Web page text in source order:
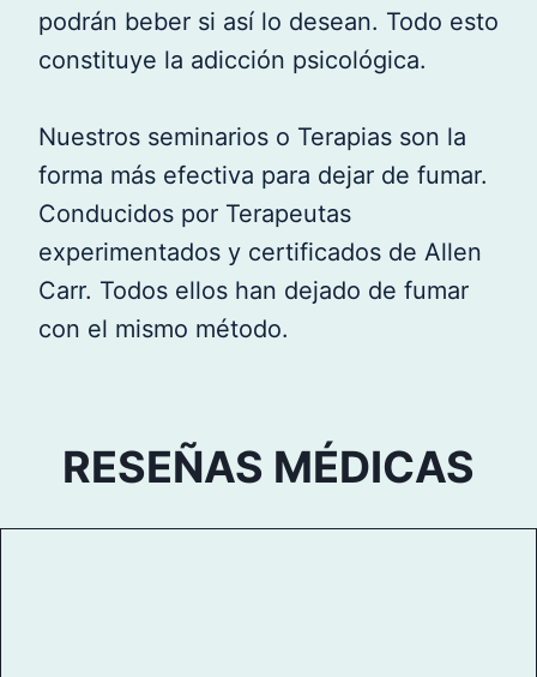
podrán beber si así lo desean. Todo esto
constituye la adicción psicológica.
Nuestros seminarios o Terapias son la
forma más efectiva para dejar de fumar.
Conducidos por Terapeutas
experimentados y certificados de Allen
Carr. Todos ellos han dejado de fumar
con el mismo método.
RESEÑAS MÉDICAS